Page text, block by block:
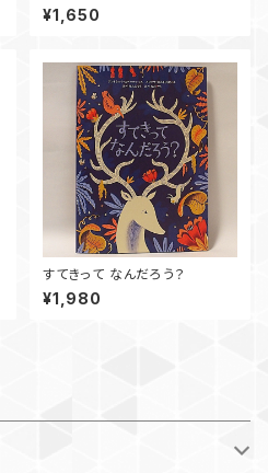
¥1,650
すてきって なんだろう？
¥1,980